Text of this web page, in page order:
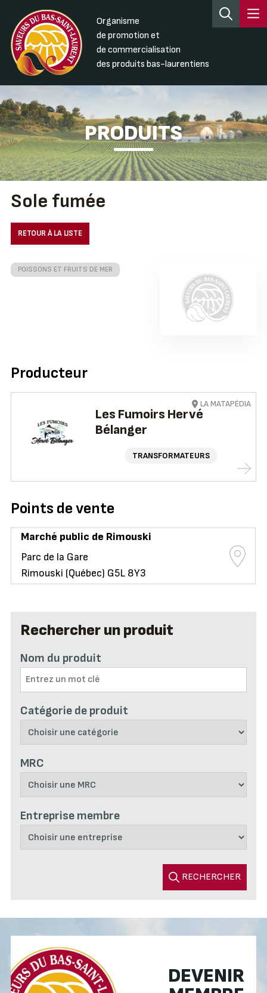
Organisme
de promotion et
de commercialisation
des produits bas-laurentiens
PRODUITS
Rechercher un produit
Nom du produit
Catégorie de produit
MRC
Entreprise membre
RECHERCHER
Sole fumée
RETOUR À LA LISTE
POISSONS ET FRUITS DE MER
Producteur
Les Fumoirs Hervé
Bélanger
TRANSFORMATEURS
LA MATAPÉDIA
Points de vente
Marché public de Rimouski
Parc de la Gare
Rimouski (Québec) G5L 8Y3
DEVENIR